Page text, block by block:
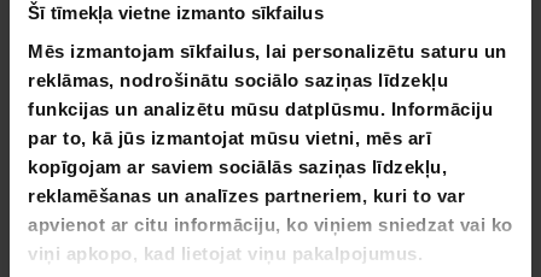
Šī tīmekļa vietne izmanto sīkfailus
Mēs izmantojam sīkfailus, lai personalizētu saturu un
reklāmas, nodrošinātu sociālo saziņas līdzekļu
funkcijas un analizētu mūsu datplūsmu. Informāciju
par to, kā jūs izmantojat mūsu vietni, mēs arī
kopīgojam ar saviem sociālās saziņas līdzekļu,
reklamēšanas un analīzes partneriem, kuri to var
apvienot ar citu informāciju, ko viņiem sniedzat vai ko
viņi apkopo, kad lietojat viņu pakalpojumus.
Sandbar Skateboard Haizivs 31X8"
Šis Sandbar Skateboard Haizivs 31X8" skrituļdēlis ir labs
dēlis kādam, kurš sāk iepazīties ar šo sporta veidu, lai
apgūtu pamatus. Dēļa izmērs ir vislabāk piemērots
pieaugušajiem. Iezīmes
Garums 31 collas/78,7 centimetri
Platums 8 collas/20,3 centimetri
Gredzenu izmērs 60x45mm
Matēriāls: 9-slāņu ķīniešu kļavas